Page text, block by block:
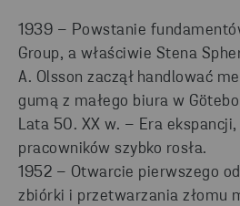
1939 – Powstanie
Group, a właściwie Stena
A. Olsson zaczął handlować
gumą z małego biura w
Lata 50. XX w. – Era
pracowników szybko rosła.
1952 – Otwarcie pierwszego
zbiórki i przetwarzania złomu